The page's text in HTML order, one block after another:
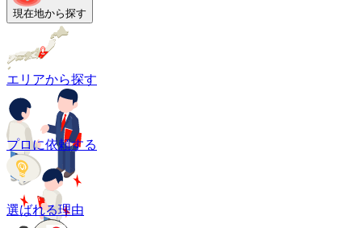
現在地から探す
エリアから探す
プロに依頼する
選ばれる理由